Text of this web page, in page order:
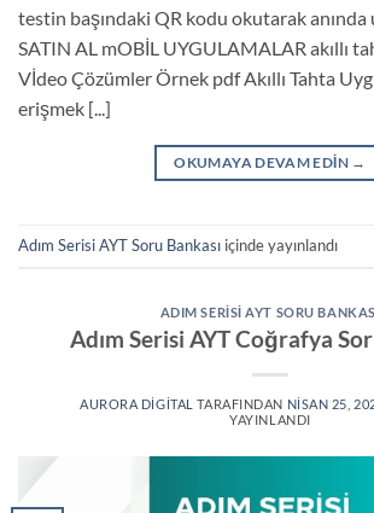
testin başındaki QR kodu okutarak anında
SATIN AL mOBİL UYGULAMALAR akıllı
Vİdeo Çözümler Örnek pdf Akıllı Tahta
erişmek [...]
OKUMAYA DEVAM EDIN →
Adım Serisi AYT Soru Bankası içinde yayınlandı
ADIM SERISI AYT SORU
Adım Serisi AYT Coğrafya
AURORA DIGITAL TARAFINDAN NISAN 25,
YAYINLANDI